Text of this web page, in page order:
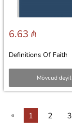
6.63 ₼
Definitions Of Faith
Mövcud deyil
« 1 2 3